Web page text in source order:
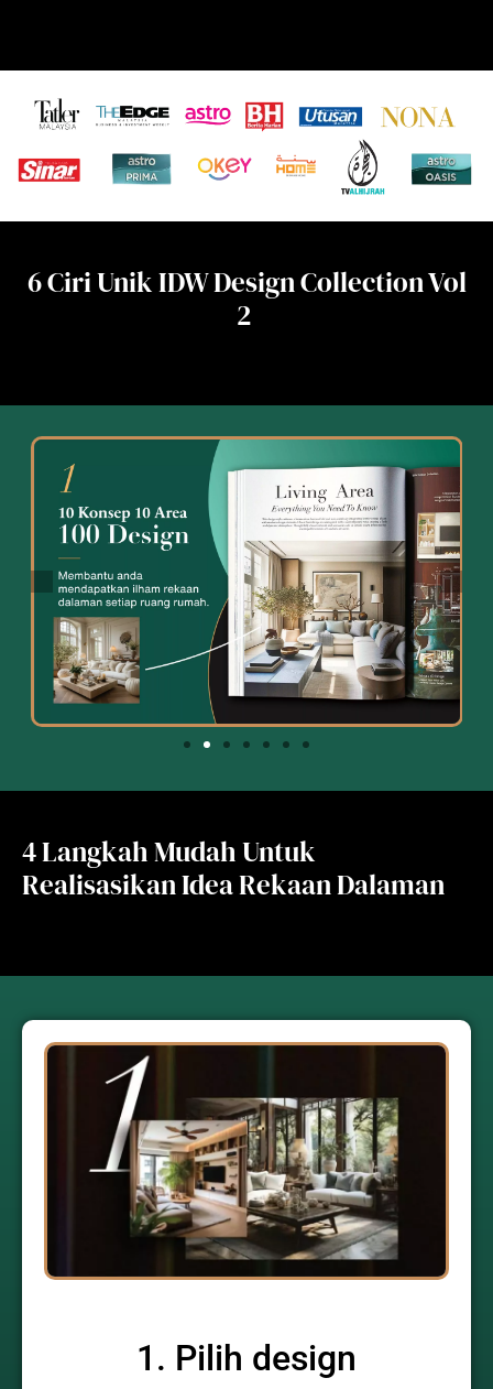
6 Ciri Unik IDW Design Collection Vol
2
4 Langkah Mudah Untuk
Realisasikan Idea Rekaan Dalaman
1. Pilih design